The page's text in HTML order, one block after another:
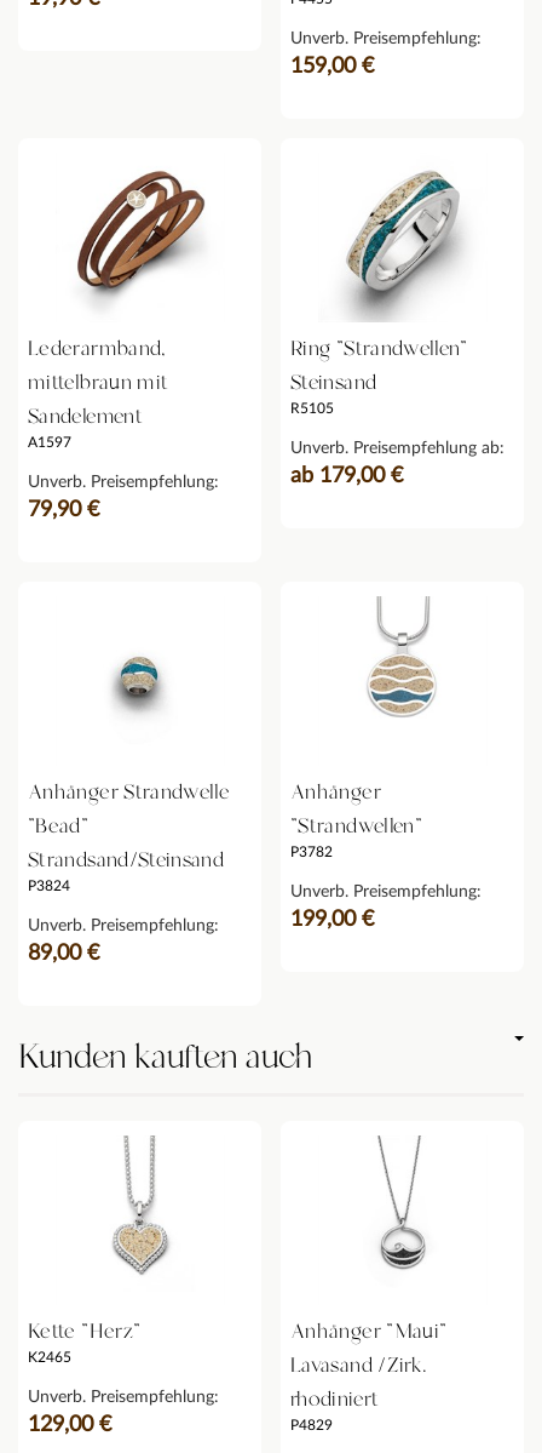
Unverb. Preisempfehlung:
159,00 €
Lederarmband,
mittelbraun mit
Sandelement
A1597
Unverb. Preisempfehlung:
79,90 €
Ring "Strandwellen"
Steinsand
R5105
Unverb. Preisempfehlung ab:
ab 179,00 €
Anhänger Strandwelle
"Bead"
Strandsand/Steinsand
P3824
Unverb. Preisempfehlung:
89,00 €
Anhänger
"Strandwellen"
P3782
Unverb. Preisempfehlung:
199,00 €
Kunden kauften auch
Kette "Herz"
K2465
Unverb. Preisempfehlung:
129,00 €
Anhänger "Maui"
Lavasand /Zirk.
rhodiniert
P4829